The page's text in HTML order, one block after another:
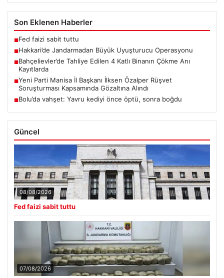
Son Eklenen Haberler
■Fed faizi sabit tuttu
■Hakkari’de Jandarmadan Büyük Uyuşturucu Operasyonu
■Bahçelievler’de Tahliye Edilen 4 Katlı Binanın Çökme Anı
Kayıtlarda
■Yeni Parti Manisa İl Başkanı İlksen Özalper Rüşvet
Soruşturması Kapsamında Gözaltına Alındı
■Bolu’da vahşet: Yavru kediyi önce öptü, sonra boğdu
Güncel
08/08/2026
Fed faizi sabit tuttu
07/08/2026